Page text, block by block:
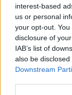
interest-based
us or personal
your opt-out.
disclosure of
IAB’s list of
also be
Downstream